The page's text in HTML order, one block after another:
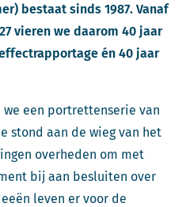
bestaat sinds 1987. Vanaf
vieren we daarom 40 jaar
én 40 jaar
een portrettenserie van
stond aan de wieg van het
overheden om met
bij aan besluiten over
leven er voor de